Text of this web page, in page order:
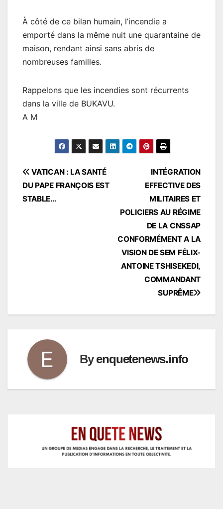
À côté de ce bilan humain, l’incendie a
emporté dans la même nuit une quarantaine de
maison, rendant ainsi sans abris de
nombreuses familles.
Rappelons que les incendies sont récurrents
dans la ville de BUKAVU.
A M
Navigation
de
INTÉGRATION
EFFECTIVE DES
MILITAIRES ET
POLICIERS AU RÉGIME
DE LA CNSSAP
CONFORMÉMENT A LA
VISION DE SEM FÉLIX-
ANTOINE TSHISEKEDI,
COMMANDANT
SUPRÊME
VATICAN : LA SANTÉ
DU PAPE FRANÇOIS EST
STABLE…
Byenquetenews.info